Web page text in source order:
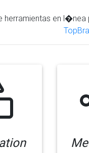
herramientas en